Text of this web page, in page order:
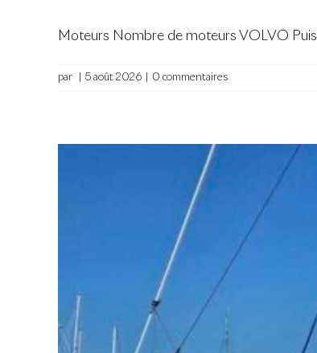
Moteurs Nombre de moteurs VOLVO
par 5 août 2026 0 commentaires